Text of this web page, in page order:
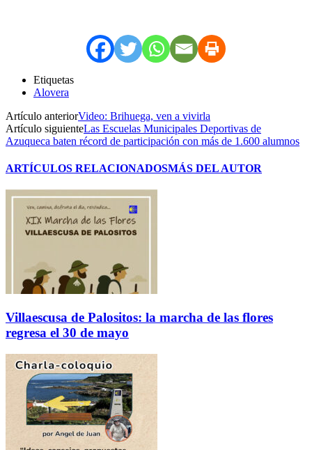
Etiquetas
Alovera
Artículo anteriorVideo: Brihuega, ven a vivirla
Artículo siguienteLas Escuelas Municipales Deportivas de
Azuqueca baten récord de participación con más de 1.600 alumnos
ARTÍCULOS RELACIONADOSMÁS DEL AUTOR
Villaescusa de Palositos: la marcha de las flores
regresa el 30 de mayo